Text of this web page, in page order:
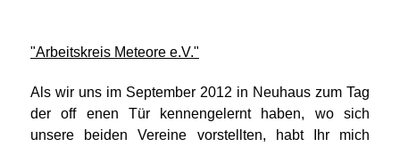
"Arbeitskreis Meteore e.V."
Als wir uns im September 2012 in Neuhaus zum Tag
der off enen Tür kennengelernt haben, wo sich
unsere beiden Vereine vorstellten, habt Ihr mich